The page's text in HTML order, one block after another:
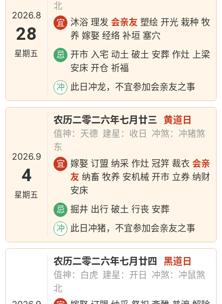
2026.8
28
星期五
北
宜 沐浴 理发会亲友 塑绘 开光 栽种 牧
养 嫁娶 经络 补垣 塞穴
忌
开市 入宅 动土 破土 安葬 作灶 上梁
安床 开仓 祈福
冲 此日冲龙，不宜参加会亲友之事
2026.9
4
星期五
农历二零二六年七月廿三 黄道日
值神：天德 建星：收日
冲煞：冲猪煞
东
宜 嫁娶 订盟 纳采 作灶 冠笄 裁衣会亲
友 纳畜 牧养 安机械 开市 立券 纳财
安床
忌 掘井 出行 破土 行丧 安葬
冲 此日冲猪，不宜参加会亲友之事
农历二零二六年七月廿四 黑道日
值神：白虎 建星：开日
冲煞：冲鼠煞
北